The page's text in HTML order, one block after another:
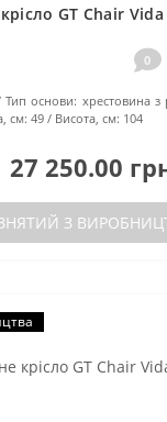
GT Chair
0
Тип основи: хрестовина з
см: 49 Висота, см: 104
27 250.00
З